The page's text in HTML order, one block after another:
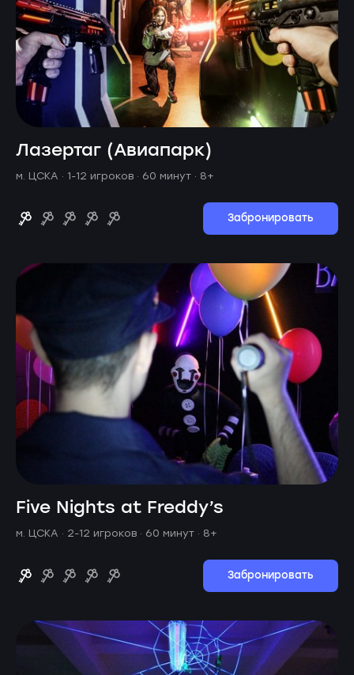
Лазертаг (Авиапарк)
м. ЦСКА · 1-12 игроков · 60 минут · 8+
Забронировать
Five Nights at Freddy’s
м. ЦСКА · 2-12 игроков · 60 минут · 8+
Забронировать